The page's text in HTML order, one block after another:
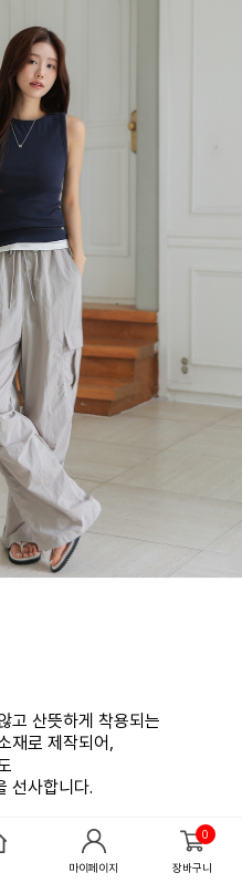
마이페이지
0
장바구니
고 산뜻하게 착용되는
재로 제작되어,
선사합니다.
아주는
압박감 없이